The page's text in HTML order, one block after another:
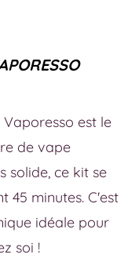
est le
de vape
solide, ce kit se
45 minutes. C'est
idéale pour
soi !